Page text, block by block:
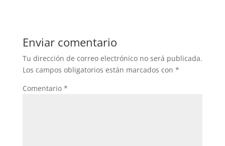
Enviar comentario
Tu dirección de correo electrónico no será publicada.
Los campos obligatorios están marcados con *
Comentario *